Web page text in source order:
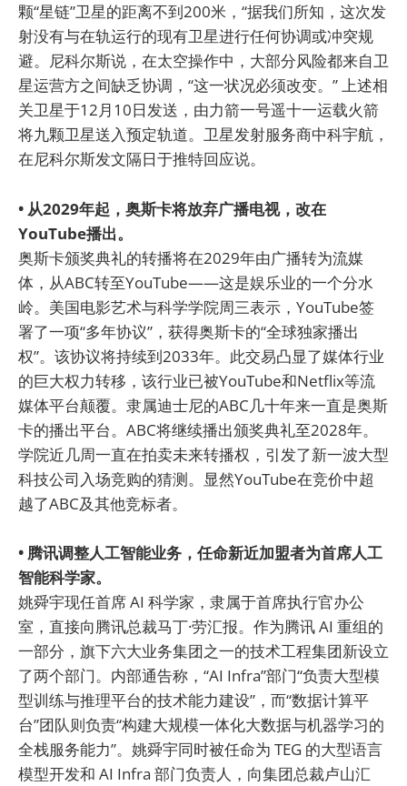
颗“星链”卫星的距离不到200米，“据我们所知，这次发
射没有与在轨运行的现有卫星进行任何协调或冲突规
避。尼科尔斯说，在太空操作中，大部分风险都来自卫
星运营方之间缺乏协调，“这一状况必须改变。” 上述相
关卫星于12月10日发送，由力箭一号遥十一运载火箭
将九颗卫星送入预定轨道。卫星发射服务商中科宇航，
在尼科尔斯发文隔日于推特回应说。
• 从2029年起，奥斯卡将放弃广播电视，改在
YouTube播出。
奥斯卡颁奖典礼的转播将在2029年由广播转为流媒
体，从ABC转至YouTube——这是娱乐业的一个分水
岭。美国电影艺术与科学学院周三表示，YouTube签
署了一项“多年协议”，获得奥斯卡的“全球独家播出
权”。该协议将持续到2033年。此交易凸显了媒体行业
的巨大权力转移，该行业已被YouTube和Netflix等流
媒体平台颠覆。隶属迪士尼的ABC几十年来一直是奥斯
卡的播出平台。ABC将继续播出颁奖典礼至2028年。
学院近几周一直在拍卖未来转播权，引发了新一波大型
科技公司入场竞购的猜测。显然YouTube在竞价中超
越了ABC及其他竞标者。
• 腾讯调整人工智能业务，任命新近加盟者为首席人工
智能科学家。
姚舜宇现任首席 AI 科学家，隶属于首席执行官办公
室，直接向腾讯总裁马丁·劳汇报。作为腾讯 AI 重组的
一部分，旗下六大业务集团之一的技术工程集团新设立
了两个部门。内部通告称，“AI Infra”部门“负责大型模
型训练与推理平台的技术能力建设”，而“数据计算平
台”团队则负责“构建大规模一体化大数据与机器学习的
全栈服务能力”。姚舜宇同时被任命为 TEG 的大型语言
模型开发和 AI Infra 部门负责人，向集团总裁卢山汇